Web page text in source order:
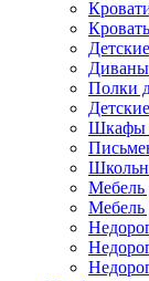
Диваны
Полки
Шкафы
Мебель
Мебель